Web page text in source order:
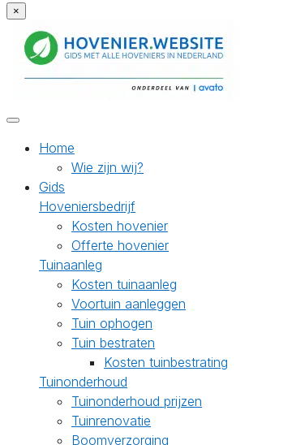
×
Home
Wie zijn wij?
Gids
Hoveniersbedrijf
Kosten hovenier
Offerte hovenier
Tuinaanleg
Kosten tuinaanleg
Voortuin aanleggen
Tuin ophogen
Tuin bestraten
Kosten tuinbestrating
Tuinonderhoud
Tuinonderhoud prijzen
Tuinrenovatie
Boomverzorging